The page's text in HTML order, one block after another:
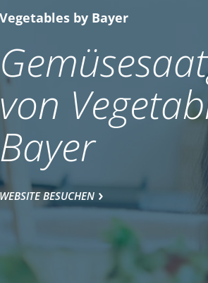
Vegetables by Bayer
von
Bayer
WEBSITE BESUCHEN